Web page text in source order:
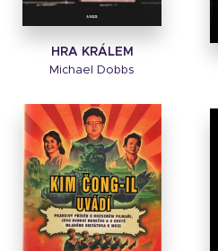
HRA KRÁLEM
Michael Dobbs